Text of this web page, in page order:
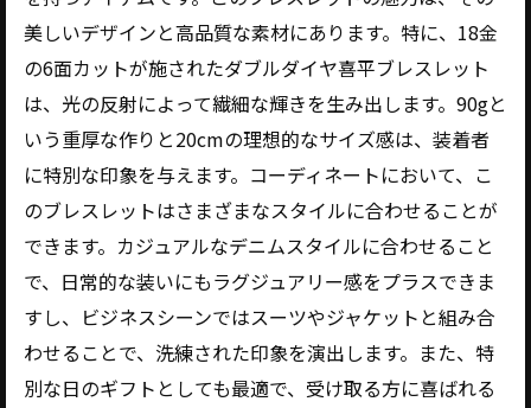
美しいデザインと高品質な素材にあります。特に、18金
の6面カットが施されたダブルダイヤ喜平ブレスレット
は、光の反射によって繊細な輝きを生み出します。90gと
いう重厚な作りと20cmの理想的なサイズ感は、装着者
に特別な印象を与えます。コーディネートにおいて、こ
のブレスレットはさまざまなスタイルに合わせることが
できます。カジュアルなデニムスタイルに合わせること
で、日常的な装いにもラグジュアリー感をプラスできま
すし、ビジネスシーンではスーツやジャケットと組み合
わせることで、洗練された印象を演出します。また、特
別な日のギフトとしても最適で、受け取る方に喜ばれる